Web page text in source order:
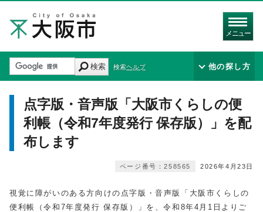
メニュー
検索 検索ヘルプ 他の探し方
点字版・音声版「大阪市くらしの便
利帳（令和7年度発行 保存版）」を配
布します
2026年4月23日
ページ番号：258565
視覚に障がいのある方向けの点字版・音声版「大阪市くらしの
便利帳（令和7年度発行 保存版）」を、令和8年4月1日よりご